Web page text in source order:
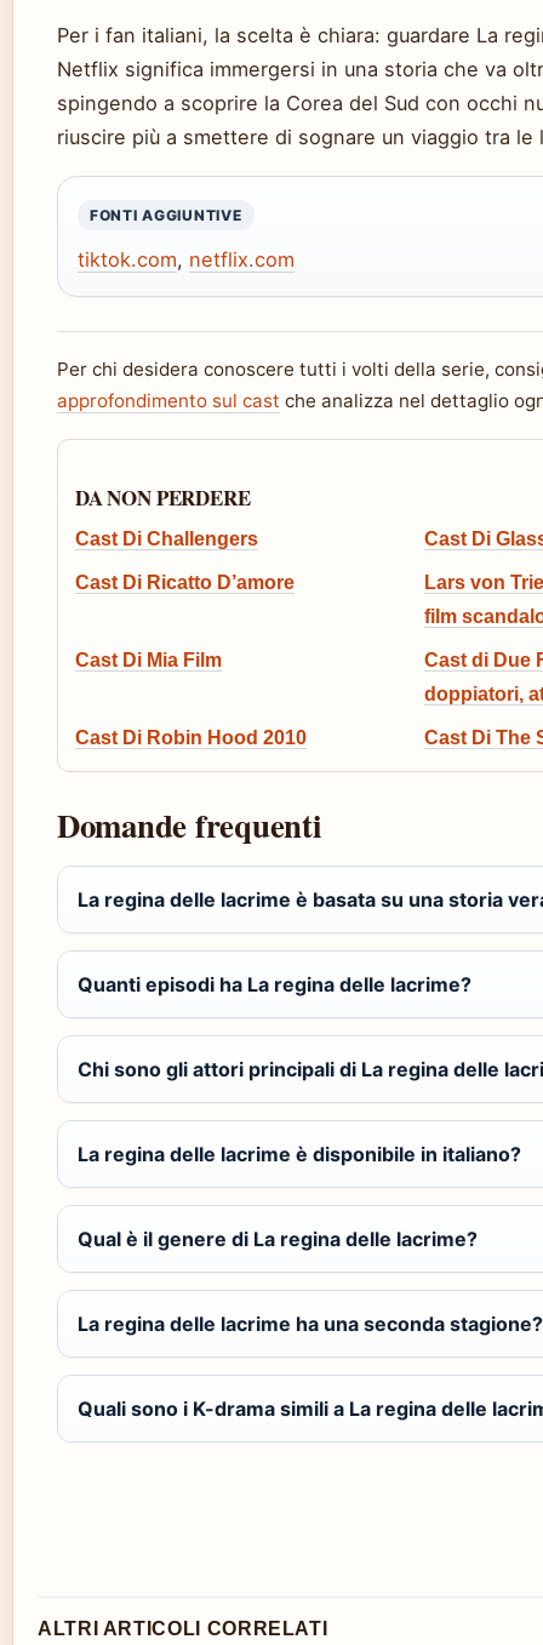
Per i fan italiani, la scelta è chiara: guardare La
Netflix significa immergersi in una storia che va
spingendo a scoprire la Corea del Sud con occhi
riuscire più a smettere di sognare un viaggio tra le
FONTI AGGIUNTIVE
tiktok.com, netflix.com
Per chi desidera conoscere tutti i volti della serie,
approfondimento sul cast che analizza nel dettaglio
DA NON PERDERE
Cast Di Challengers Cast Di
Cast Di Ricatto D’amore
Lars von
film
Cast Di Mia Film
Cast di Due
doppiatori,
Cast Di Robin Hood 2010 Cast Di The
Domande frequenti
La regina delle lacrime è basata su una storia
Quanti episodi ha La regina delle lacrime?
Chi sono gli attori principali di La regina delle
La regina delle lacrime è disponibile in italiano?
Qual è il genere di La regina delle lacrime?
La regina delle lacrime ha una seconda stagione?
Quali sono i K-drama simili a La regina delle
ALTRI ARTICOLI CORRELATI